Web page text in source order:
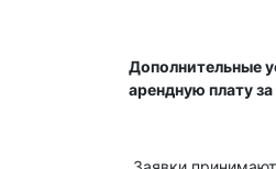
Дополнительные
арендную плату